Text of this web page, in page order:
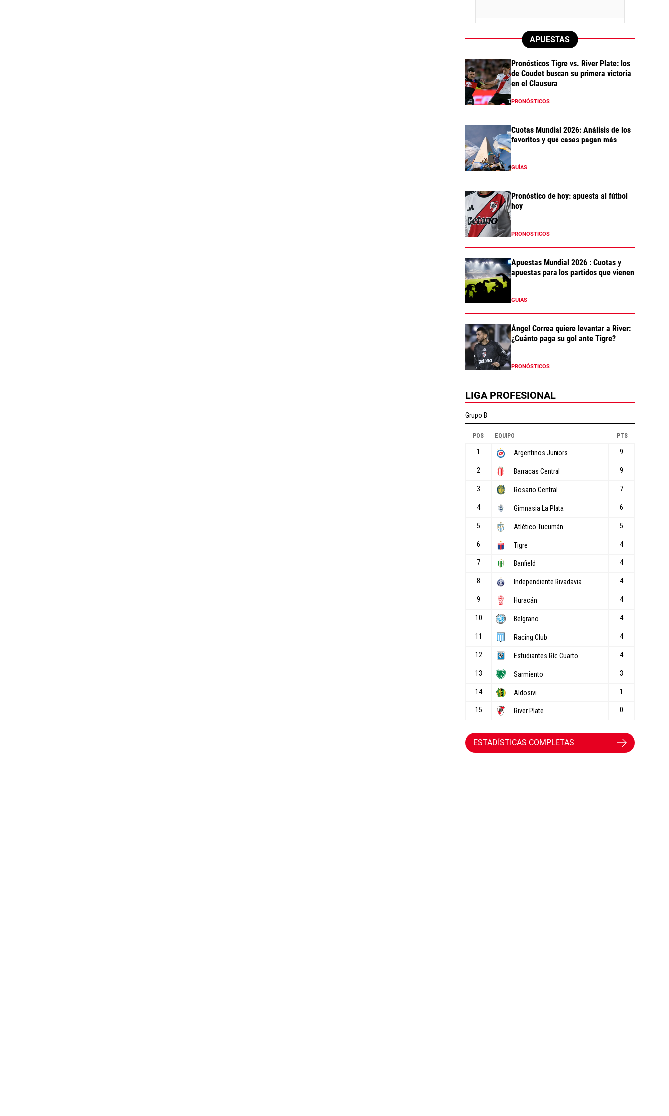
APUESTAS
Pronósticos Tigre vs. River Plate: los
de Coudet buscan su primera victoria
en el Clausura
PRONÓSTICOS
Cuotas Mundial 2026: Análisis de los
favoritos y qué casas pagan más
GUÍAS
Pronóstico de hoy: apuesta al fútbol
hoy
PRONÓSTICOS
Apuestas Mundial 2026 : Cuotas y
apuestas para los partidos que vienen
GUÍAS
Ángel Correa quiere levantar a River:
¿Cuánto paga su gol ante Tigre?
PRONÓSTICOS
LIGA PROFESIONAL
ESTADÍSTICAS COMPLETAS